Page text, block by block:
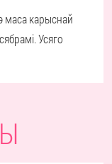
маса карыснай
Усяго